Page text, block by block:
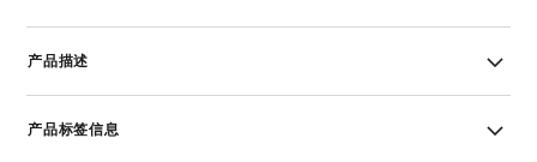
产品描述
产品标签信息